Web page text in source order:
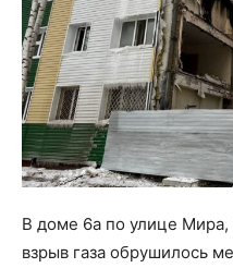
В доме 6а по улице Мира,
взрыв газа обрушилось